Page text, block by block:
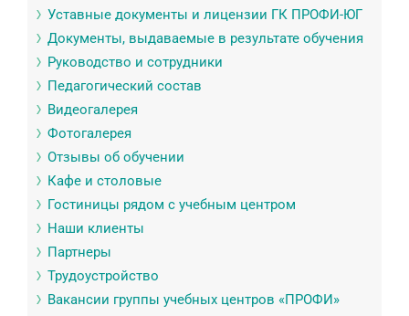
Уставные документы и лицензии ГК ПРОФИ-ЮГ
Документы, выдаваемые в результате обучения
Руководство и сотрудники
Педагогический состав
Видеогалерея
Фотогалерея
Отзывы об обучении
Кафе и столовые
Гостиницы рядом с учебным центром
Наши клиенты
Партнеры
Трудоустройство
Вакансии группы учебных центров «ПРОФИ»